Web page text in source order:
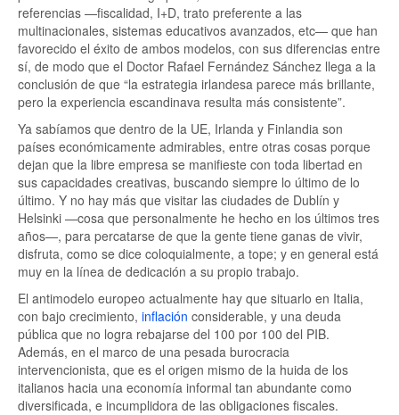
referencias —fiscalidad, I+D, trato preferente a las
multinacionales, sistemas educativos avanzados, etc— que han
favorecido el éxito de ambos modelos, con sus diferencias entre
sí, de modo que el Doctor Rafael Fernández Sánchez llega a la
conclusión de que “la estrategia irlandesa parece más brillante,
pero la experiencia escandinava resulta más consistente”.
Ya sabíamos que dentro de la UE, Irlanda y Finlandia son
países económicamente admirables, entre otras cosas porque
dejan que la libre empresa se manifieste con toda libertad en
sus capacidades creativas, buscando siempre lo último de lo
último. Y no hay más que visitar las ciudades de Dublín y
Helsinki —cosa que personalmente he hecho en los últimos tres
años—, para percatarse de que la gente tiene ganas de vivir,
disfruta, como se dice coloquialmente, a tope; y en general está
muy en la línea de dedicación a su propio trabajo.
El antimodelo europeo actualmente hay que situarlo en Italia,
con bajo crecimiento, inflación considerable, y una deuda
pública que no logra rebajarse del 100 por 100 del PIB.
Además, en el marco de una pesada burocracia
intervencionista, que es el origen mismo de la huida de los
italianos hacia una economía informal tan abundante como
diversificada, e incumplidora de las obligaciones fiscales.